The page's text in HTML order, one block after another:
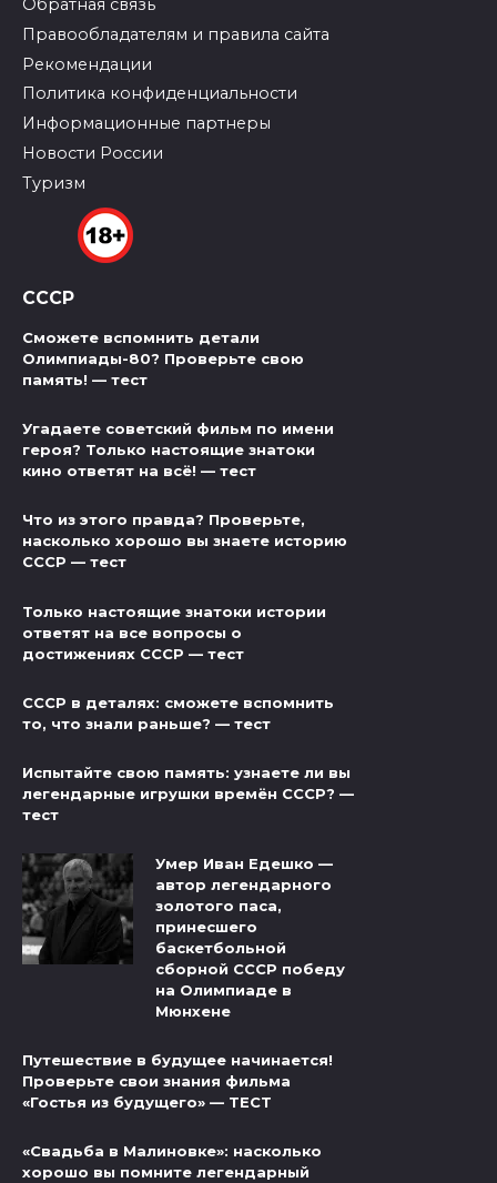
Обратная связь
Правообладателям и правила сайта
Рекомендации
Политика конфиденциальности
Информационные партнеры
Новости России
Туризм
СССР
Сможете вспомнить детали
Олимпиады-80? Проверьте свою
память! — тест
Угадаете советский фильм по имени
героя? Только настоящие знатоки
кино ответят на всё! — тест
Что из этого правда? Проверьте,
насколько хорошо вы знаете историю
СССР — тест
Только настоящие знатоки истории
ответят на все вопросы о
достижениях СССР — тест
СССР в деталях: сможете вспомнить
то, что знали раньше? — тест
Испытайте свою память: узнаете ли вы
легендарные игрушки времён СССР? —
тест
Умер Иван Едешко —
автор легендарного
золотого паса,
принесшего
баскетбольной
сборной СССР победу
на Олимпиаде в
Мюнхене
Путешествие в будущее начинается!
Проверьте свои знания фильма
«Гостья из будущего» — ТЕСТ
«Свадьба в Малиновке»: насколько
хорошо вы помните легендарный